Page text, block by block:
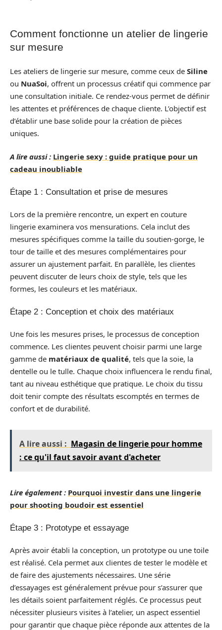
Comment fonctionne un atelier de lingerie
sur mesure
Les ateliers de lingerie sur mesure, comme ceux de Siline
ou NuaSoi, offrent un processus créatif qui commence par
une consultation initiale. Ce rendez-vous permet de définir
les attentes et préférences de chaque cliente. L’objectif est
d’établir une base solide pour la création de pièces
uniques.
A lire aussi : Lingerie sexy : guide pratique pour un
cadeau inoubliable
Étape 1 : Consultation et prise de mesures
Lors de la première rencontre, un expert en couture
lingerie examinera vos mensurations. Cela inclut des
mesures spécifiques comme la taille du soutien-gorge, le
tour de taille et des mesures complémentaires pour
assurer un ajustement parfait. En parallèle, les clientes
peuvent discuter de leurs choix de style, tels que les
formes, les couleurs et les matériaux.
Étape 2 : Conception et choix des matériaux
Une fois les mesures prises, le processus de conception
commence. Les clientes peuvent choisir parmi une large
gamme de matériaux de qualité, tels que la soie, la
dentelle ou le tulle. Chaque choix influencera le rendu final,
tant au niveau esthétique que pratique. Le choix du tissu
doit tenir compte des résultats escomptés en termes de
confort et de durabilité.
A lire aussi : Magasin de lingerie pour homme
: ce qu'il faut savoir avant d'acheter
Lire également : Pourquoi investir dans une lingerie
pour shooting boudoir est essentiel
Étape 3 : Prototype et essayage
Après avoir établi la conception, un prototype ou une toile
est réalisé. Cela permet aux clientes de tester le modèle et
de faire des ajustements nécessaires. Une série
d’essayages est généralement prévue pour s’assurer que
les détails soient parfaitement réglés. Ce processus peut
nécessiter plusieurs visites à l’atelier, un aspect essentiel
pour garantir que chaque pièce réponde aux attentes de la